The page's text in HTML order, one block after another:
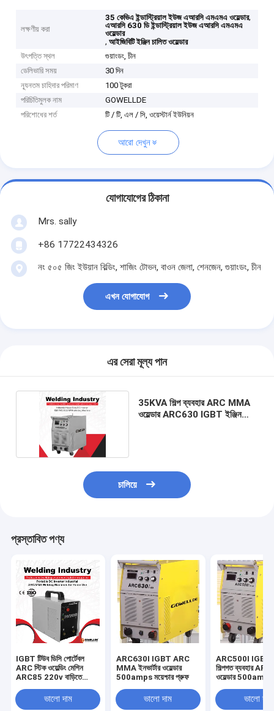
লক্ষণীয় করা
35 কেভিএ ইন্ডাস্ট্রিয়াল ইউজ এআরসি এমএমএ ওয়েল্ডার,
এআরসি 630 ডি ইন্ডাস্ট্রিয়াল ইউজ এআরসি এমএমএ
ওয়েল্ডার
,আইজিবিটি ইঞ্জিন চালিত ওয়েল্ডার
উৎপত্তি স্থল
গুয়াংডং, চীন
ডেলিভারি সময়
30 দিন
ন্যূনতম চাহিদার পরিমাণ
100 টুকরা
পরিচিতিমুলক নাম
GOWELLDE
পরিশোধের শর্ত
টি / টি, এল / সি, ওয়েস্টার্ন ইউনিয়ন
আরো দেখুন
যোগাযোগের ঠিকানা
Mrs. sally
+86 17722434326
নং ৫০৫ জিং ইউয়ান বিল্ডিং, শাজিং টোভন, বাওন জেলা, শেনজেন, গুয়াংডং, চীন
এখন যোগাযোগ
এর সেরা মূল্য পান
35KVA শিল্প ব্যবহার ARC MMA
ওয়েল্ডার ARC630 IGBT ইঞ্জিন
চালিয়ে
প্রস্তাবিত পণ্য
IGBT টিউব ডিসি পোর্টেবল
ARC স্টিক ওয়েল্ডিং মেশিন
ARC85 220v বাড়িতে
ভালো দাম
ARC630I IGBT ARC
MMA ইনভার্টার ওয়েল্ডার
500amps ময়েশ্চার প্রুফ
ভালো দাম
ARC500I IGBT
শিল্পগত ব্যবহার
ওয়েল্ডার 500amps
ভালো দাম